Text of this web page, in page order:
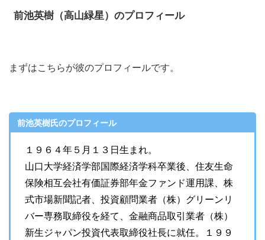
前池英樹（高山緑星）のプロフィール
まずはこちらが彼のプロフィールです。
前池英樹氏のプロフィール
１９６４年５月１３日生まれ。
山口大学経済学部国際経済学科卒業後、住友生命
保険相互会社有価証券部年金ファンド運用課、株
式市場新聞記者、投資顧問業者（株）グリーンリ
バー専務取締役を経て、金融商品取引業者（株）
新生ジャパン投資代表取締役社長に就任。１９９